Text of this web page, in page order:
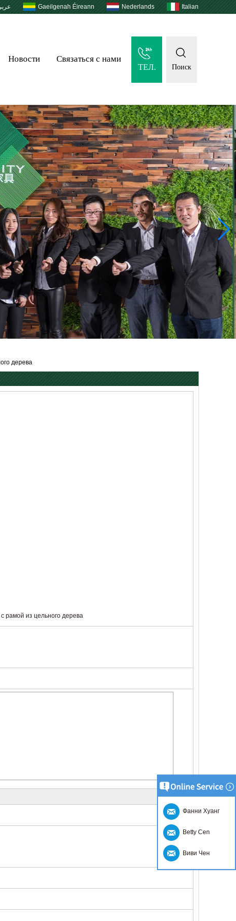
Gaeilgenah Éireann Nederlands Italian
Новости Связаться с нами
ТЕЛ. Поиск
дерева
рамой из цельного дерева
Фанни Хуанг
Betty Cen
Виви Чен